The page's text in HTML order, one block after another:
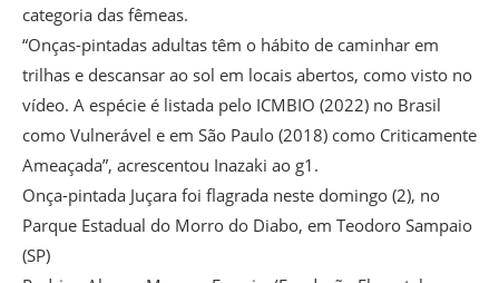
categoria das fêmeas.
“Onças-pintadas adultas têm o hábito de caminhar em
trilhas e descansar ao sol em locais abertos, como visto no
vídeo. A espécie é listada pelo ICMBIO (2022) no Brasil
como Vulnerável e em São Paulo (2018) como Criticamente
Ameaçada”, acrescentou Inazaki ao g1.
Onça-pintada Juçara foi flagrada neste domingo (2), no
Parque Estadual do Morro do Diabo, em Teodoro Sampaio
(SP)